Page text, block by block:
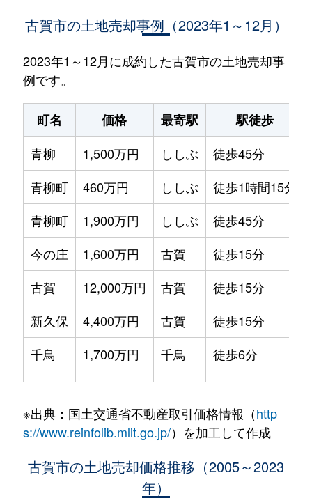
古賀市の土地売却事例（2023年1～12月）
2023年1～12月に成約した古賀市の土地売却事
例です。
町名 価格 最寄駅 駅徒歩
青柳
1,500万円 ししぶ 徒歩45分
青柳町
460万円 ししぶ 徒歩1時間15分
青柳町
1,900万円 ししぶ 徒歩45分
今の庄
1,600万円 古賀 徒歩15分
古賀
12,000万円 古賀 徒歩15分
新久保
4,400万円 古賀 徒歩15分
千鳥
1,700万円 千鳥 徒歩6分
千鳥
10,000万円 千鳥 徒歩5分
千鳥
※出典：国土交通省不動産取引価格情報（http
s://www.reinfolib.mlit.go.jp/）を加工して作成
古賀市の土地売却価格推移（2005～2023
年）